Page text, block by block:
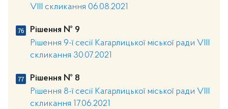
VIII скликання 06.08.2021
Рішення № 9
Рішення 9-ї сесії Кагарлицької міської ради VIII
скликання 30.07.2021
Рішення № 8
Рішення 8-ї сесії Кагарлицької міської ради VIII
скликання 17.06.2021